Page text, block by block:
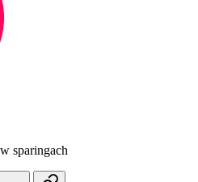
sparingach